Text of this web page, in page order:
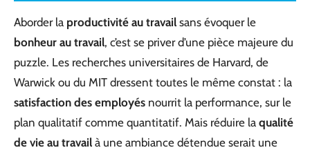
Aborder la productivité au travail sans évoquer le
bonheur au travail, c’est se priver d’une pièce majeure du
puzzle. Les recherches universitaires de Harvard, de
Warwick ou du MIT dressent toutes le même constat : la
satisfaction des employés nourrit la performance, sur le
plan qualitatif comme quantitatif. Mais réduire la qualité
de vie au travail à une ambiance détendue serait une